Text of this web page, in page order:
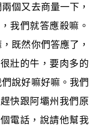
個又去商量一下，
我們就答應殺嘛。
既然你們答應了，
壯的牛，要肉多的
說好嘛好嘛。我們
快跟阿壩州我們原
電話，說請他幫我